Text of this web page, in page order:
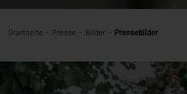
Startseite Presse Bilder Pressebilder